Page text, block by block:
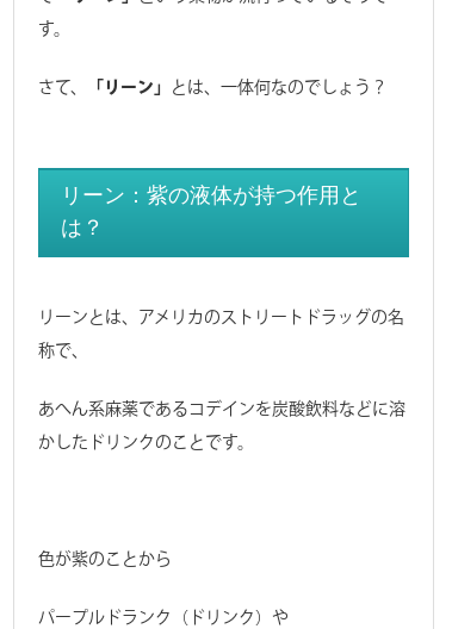
す。
さて、 「リーン」 とは、一体何なのでしょう？
リーン：紫の液体が持つ作用と
は？
リーンとは、アメリカのストリートドラッグの名
称で、
あへん系麻薬であるコデインを炭酸飲料などに溶
かしたドリンクのことです。
色が紫のことから
パープルドランク（ドリンク）や